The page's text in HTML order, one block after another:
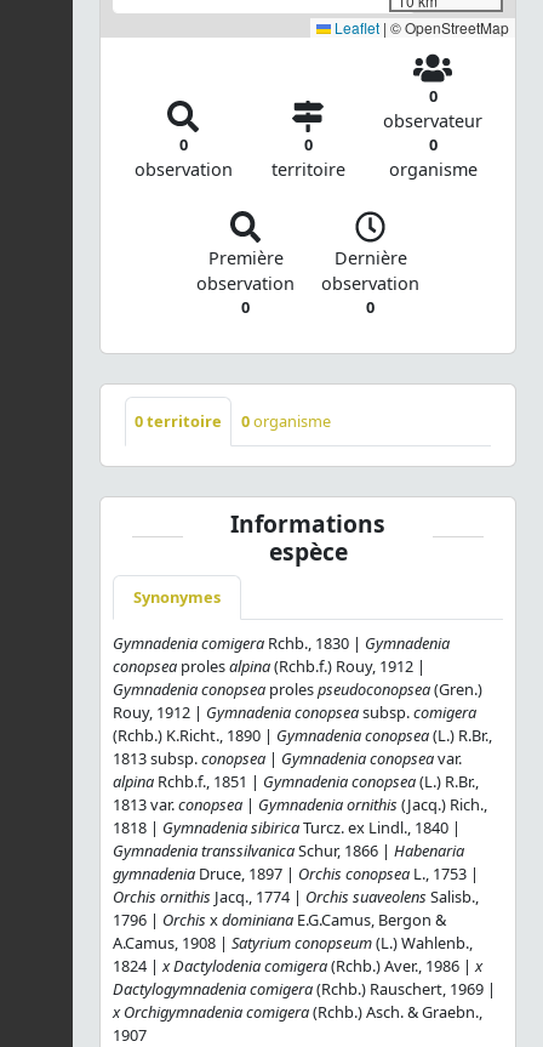
Leaflet | © OpenStreetMap
0
observation
0
territoire
0
observateur
0
organisme
Première
observation
0
Dernière
observation
0
0territoire 0organisme
Informations
espèce
Synonymes
Gymnadenia comigera Rchb., 1830 | Gymnadenia
conopsea prolesalpina(Rchb.f.) Rouy, 1912 |
Gymnadenia conopsea prolespseudoconopsea(Gren.)
Rouy, 1912 | Gymnadenia conopseasubsp.comigera
(Rchb.) K.Richt., 1890 | Gymnadenia conopsea(L.) R.Br.,
1813 subsp.conopsea | Gymnadenia conopseavar.
alpina Rchb.f., 1851 | Gymnadenia conopsea(L.) R.Br.,
1813 var.conopsea | Gymnadenia ornithis (Jacq.) Rich.,
1818 | Gymnadenia sibiricaTurcz. ex Lindl., 1840 |
Gymnadenia transsilvanicaSchur, 1866 | Habenaria
gymnadenia Druce, 1897 | Orchis conopsea L., 1753 |
Orchis ornithis Jacq., 1774 | Orchis suaveolens Salisb.,
1796 | Orchis xdominiana E.G.Camus, Bergon &
A.Camus, 1908 | Satyrium conopseum(L.) Wahlenb.,
1824 |x Dactylodenia comigera(Rchb.) Aver., 1986 |x
Dactylogymnadenia comigera(Rchb.) Rauschert, 1969 |
x Orchigymnadenia comigera(Rchb.) Asch. & Graebn.,
1907